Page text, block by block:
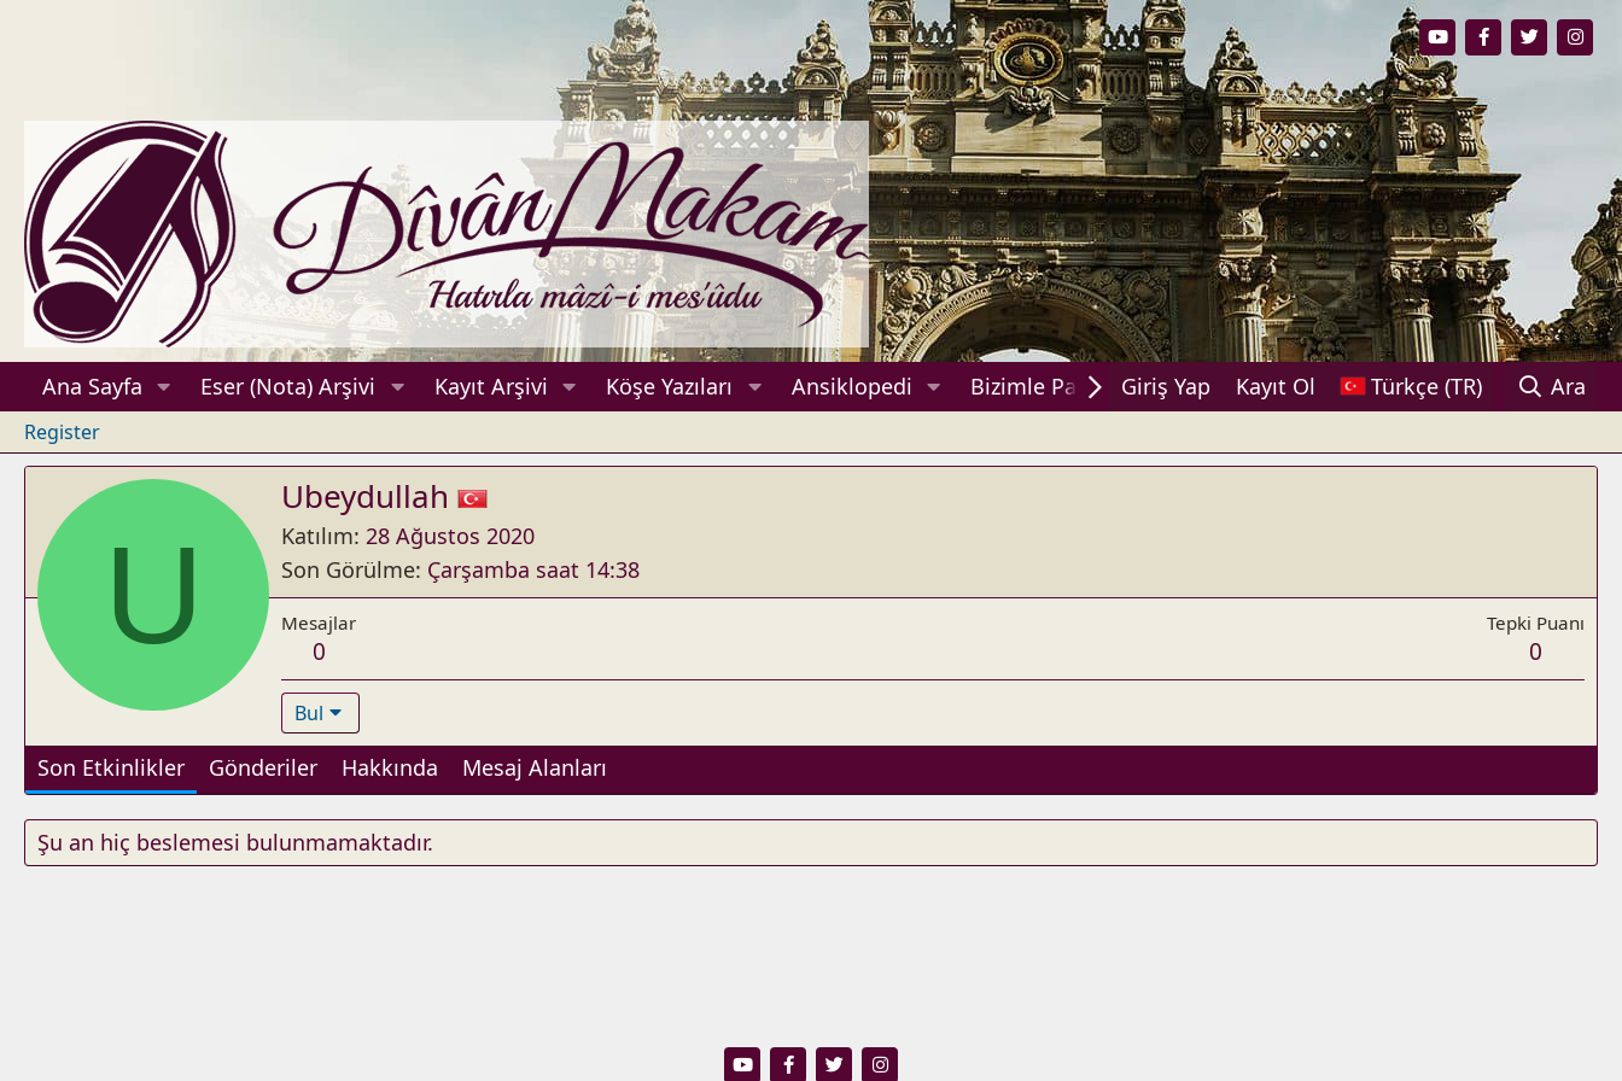
Ana Sayfa Eser (Nota) Arşivi Kayıt Arşivi Köşe Yazıları Ansiklopedi Bizimle Paylaşın!Giriş Yap Kayıt Ol Türkçe (TR) Ara
Register
U
Ubeydullah
Katılım 28 Ağustos 2020
Son Görülme Çarşamba saat 14:38
Mesajlar
0
Tepki Puanı
0
Bul
Son Etkinlikler Gönderiler Hakkında Mesaj Alanları
Şu an hiç beslemesi bulunmamaktadır.